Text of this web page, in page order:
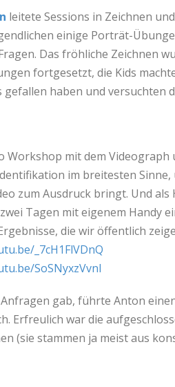
leitete Sessions in Zeichnen
einige Porträt-
Das fröhliche Zeichnen
fortgesetzt, die Kids
gefallen haben und versuchten
Workshop mit dem Videograph
im breitesten Sinne,
zum Ausdruck bringt. Und
Tagen mit eigenem Handy
die wir öffentlich
_7cH1FlVDnQ
SoSNyxzVvnI
Anfragen gab, führte Anton
Erfreulich war die
(sie stammen ja meist aus